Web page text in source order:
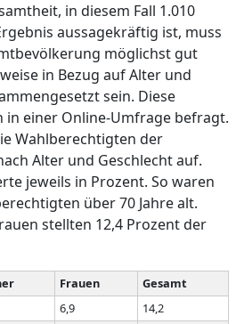
in diesem Fall 1.010
aussagekräftig ist, muss
möglichst gut
in Bezug auf Alter und
sein. Diese
in einer Online-Umfrage befragt.
Wahlberechtigten der
Alter und Geschlecht auf.
jeweils in Prozent. So waren
über 70 Jahre alt.
stellten 12,4 Prozent der
Frauen
Gesamt
6,9
14,2